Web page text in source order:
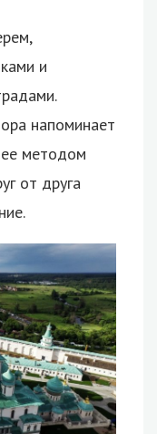
и
напоминает
методом
от друга